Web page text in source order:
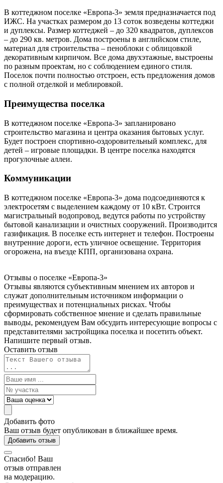
В коттеджном поселке «Европа-3» земля предназначается под
ИЖС. На участках размером до 13 соток возведены коттеджи
и дуплексы. Размер коттеджей – до 320 квадратов, дуплексов
– до 290 кв. метров. Дома построены в английском стиле,
материал для строительства – пеноблоки с облицовкой
декоративным кирпичом. Все дома двухэтажные, выстроены
по разным проектам, но с соблюдением единого стиля.
Поселок почти полностью отстроен, есть предложения домов
с полной отделкой и меблировкой.
Преимущества поселка
В коттеджном поселке «Европа-3» запланировано
строительство магазина и центра оказания бытовых услуг.
Будет построен спортивно-оздоровительный комплекс, для
детей – игровые площадки. В центре поселка находятся
прогулочные аллеи.
Коммуникации
В коттеджном поселке «Европа-3» дома подсоединяются к
электросетям с выделением каждому от 10 кВт. Строится
магистральный водопровод, ведутся работы по устройству
бытовой канализации и очистных сооружений. Производится
газификация. В поселке есть интернет и телефон. Построены
внутренние дороги, есть уличное освещение. Территория
огорожена, на въезде КПП, организована охрана.
Отзывы о поселке «Европа-3»
Отзывы являются субъективным мнением их авторов и
служат дополнительным источником информации о
преимуществах и потенциальных рисках. Чтобы
сформировать собственное мнение и сделать правильные
выводы, рекомендуем Вам обсудить интересующие вопросы с
представителями застройщика поселка и посетить объект.
Напишите первый отзыв.
Оставить отзыв
Добавить фото
Ваш отзыв будет опубликован в ближайшее время.
Добавить отзыв
Спасибо! Ваш
отзыв отправлен
на модерацию.